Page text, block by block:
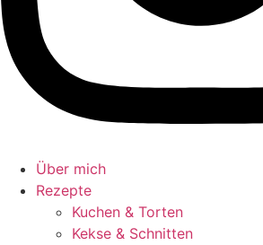
Über mich
Rezepte
Kuchen & Torten
Kekse & Schnitten